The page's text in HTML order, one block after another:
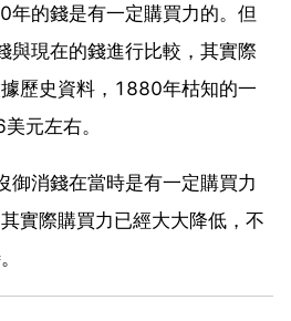
的錢是有一定購買力的。但
與現在的錢進行比較，其實際
歷史資料，1880年枯知的一
元左右。
消錢在當時是有一定購買力
實際購買力已經大大降低，不